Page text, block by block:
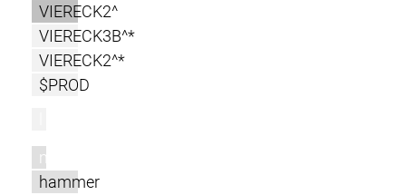
VIERECK2^
VIERECK3B^*
VIERECK2^*
$PROD
m
hammer